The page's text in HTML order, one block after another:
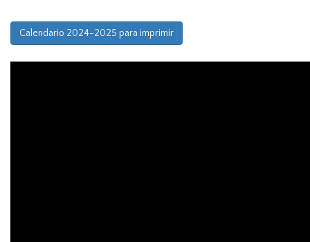
Calendario 2024-2025 para imprimir